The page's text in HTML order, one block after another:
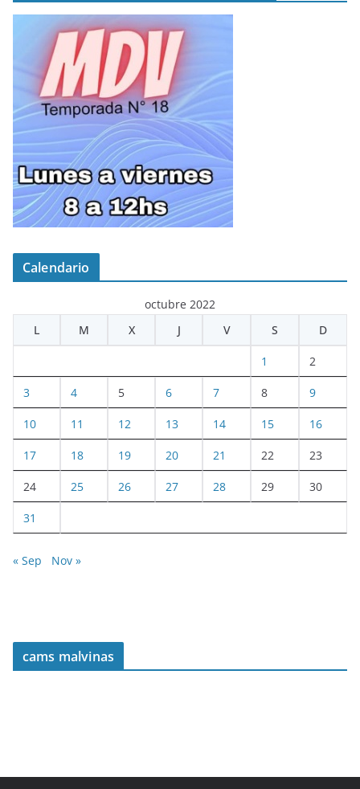
Calendario
octubre 2022
L
M X J V S D
1 2
3 4 5 6 7 8 9
10 11 12 13 14 15 16
17 18 19 20 21 22 23
24 25 26 27 28 29 30
31
« Sep Nov »
cams malvinas